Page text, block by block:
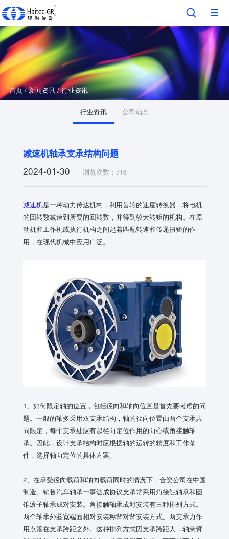
首页 / 新闻资讯 / 行业资讯
行业资讯 公司动态
减速机轴承支承结构问题
2024-01-30 浏览次数：716
减速机是一种动力传达机构，利用齿轮的速度转换器，将电机
的回转数减速到所要的回转数，并得到较大转矩的机构。在原
动机和工作机或执行机构之间起着匹配转速和传递扭矩的作
用，在现代机械中应用广泛。
1、如何限定轴的位置，包括径向和轴向位置是首先要考虑的问
题。一般的轴多采用双支承结构，轴的径向位置由两个支承共
同限定，每个支承处应有起径向定位作用的向心或角接触轴
承。因此，设计支承结构时应根据轴的运转的精度和工作条
件，选择轴向定位的具体方案。
2、在承受径向载荷和轴向载荷同时的情况下，合资公司在中国
制造、销售汽车轴承一事达成协议支承常采用角接触轴承和圆
锥滚子轴承成对安装。角接触轴承成对安装有三种排列方式。
两个轴承外圈宽端面相对安装称背对背安装方式。两支承力作
用点落在支承跨距之外。这种排列方式因支承跨距大，轴悬臂